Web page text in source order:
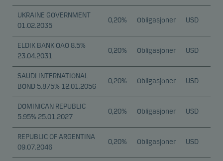
UKRAINE GOVERNMENT
01.02.2035
0,20% Obligasjoner USD
ELDIK BANK OAO 8.5%
23.04.2031
0,20% Obligasjoner USD
SAUDI INTERNATIONAL
BOND 5.875% 12.01.2056
0,20% Obligasjoner USD
DOMINICAN REPUBLIC
5.95% 25.01.2027
0,20% Obligasjoner USD
REPUBLIC OF ARGENTINA
09.07.2046
0,20% Obligasjoner USD